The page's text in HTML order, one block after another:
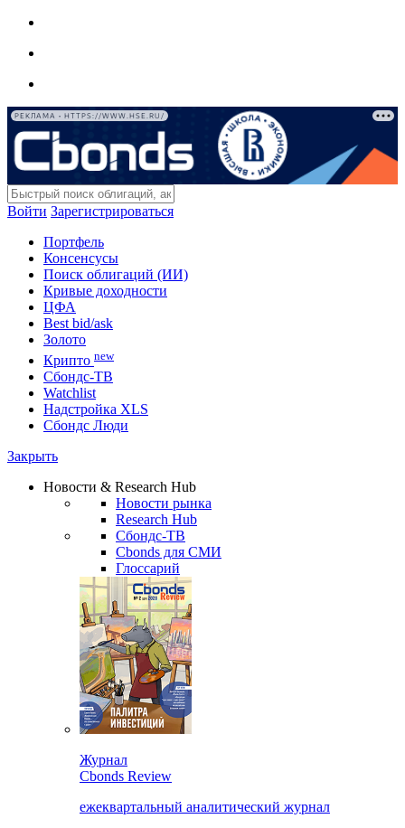
РЕКЛАМА • HTTPS://WWW.HSE.RU/
Войти Зарегистрироваться
Портфель
Консенсусы
Поиск облигаций (ИИ)
Кривые доходности
ЦФА
Best bid/ask
Золото
Крипто new
Сбондс-ТВ
Watchlist
Надстройка XLS
Сбондс Люди
Закрыть
Новости & Research Hub
Новости рынка
Research Hub
Сбондс-ТВ
Cbonds для СМИ
Глоссарий
Журнал
Cbonds Review
ежеквартальный аналитический журнал